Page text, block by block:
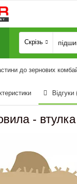
Скрізь
до зернових
Відгуки
-